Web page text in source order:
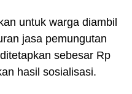
untuk warga diambil
jasa pemungutan
sebesar Rp
hasil sosialisasi.